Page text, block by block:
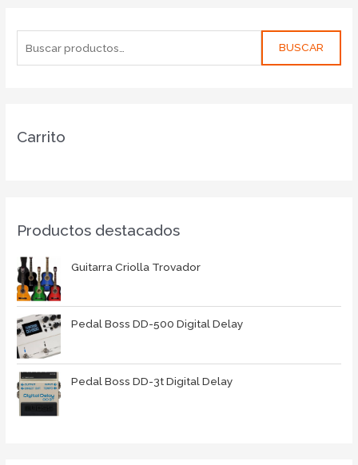
BUSCAR
Carrito
Productos destacados
Guitarra Criolla Trovador
Pedal Boss DD-500 Digital Delay
Pedal Boss DD-3t Digital Delay